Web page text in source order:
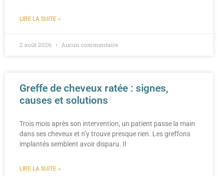
LIRE LA SUITE »
2 août 2026 Aucun commentaire
Greffe de cheveux ratée : signes,
causes et solutions
Trois mois après son intervention, un patient passe la main
dans ses cheveux et n’y trouve presque rien. Les greffons
implantés semblent avoir disparu. Il
LIRE LA SUITE »